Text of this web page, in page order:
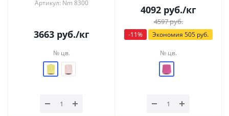
Артикул: Nm 8300
3663руб./кг
№ цв.
4092руб./кг
4597руб.
-11% Экономия 505руб.
№ цв.